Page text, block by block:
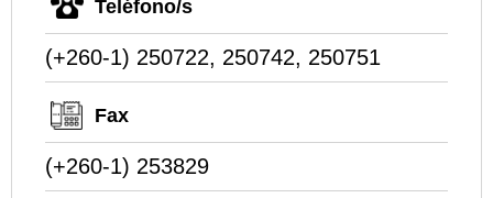
Teléfono/s
(+260-1) 250722, 250742, 250751
Fax
(+260-1) 253829